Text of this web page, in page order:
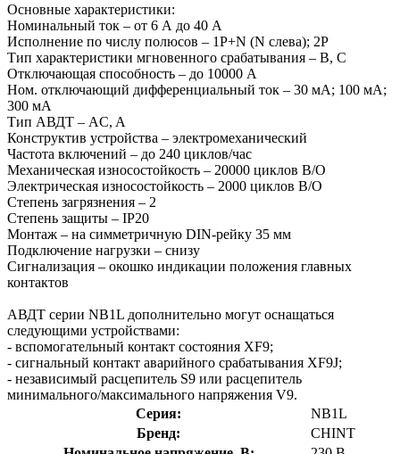
Основные характеристики:
Номинальный ток – от 6 А до 40 А
Исполнение по числу полюсов – 1P+N (N слева); 2P
Тип характеристики мгновенного срабатывания – B, С
Отключающая способность – до 10000 А
Ном. отключающий дифференциальный ток – 30 мA; 100 мA;
300 мA
Тип АВДТ – AC, A
Конструктив устройства – электромеханический
Частота включений – до 240 циклов/час
Механическая износостойкость – 20000 циклов В/О
Электрическая износостойкость – 2000 циклов В/О
Степень загрязнения – 2
Степень защиты – IP20
Монтаж – на симметричную DIN-рейку 35 мм
Подключение нагрузки – снизу
Сигнализация – окошко индикации положения главных
контактов
АВДТ серии NB1L дополнительно могут оснащаться
следующими устройствами:
- вспомогательный контакт состояния XF9;
- сигнальный контакт аварийного срабатывания XF9J;
- независимый расцепитель S9 или расцепитель
минимального/максимального напряжения V9.
Серия:
NB1L
Бренд:
CHINT